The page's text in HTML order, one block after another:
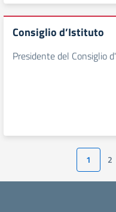
Consiglio d’Istituto
Presidente del Consiglio
1 2